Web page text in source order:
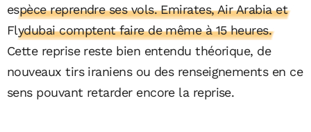
espèce reprendre ses vols. Emirates, Air Arabia et
Flydubai comptent faire de même à 15 heures.
Cette reprise reste bien entendu théorique, de
nouveaux tirs iraniens ou des renseignements en ce
sens pouvant retarder encore la reprise.